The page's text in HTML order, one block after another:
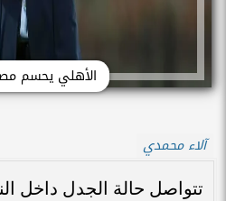
الأهلي يحسم
آلاء محمدي
تتواصل حالة الجدل داخل